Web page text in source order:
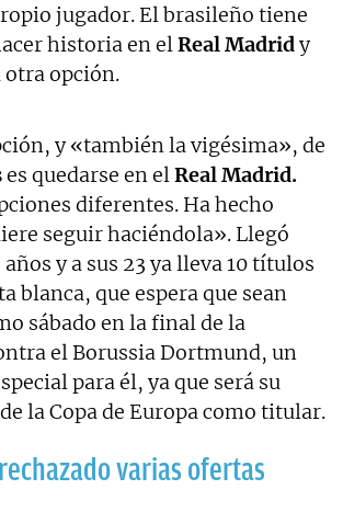
jugador. El brasileño tiene
historia en elReal Madridy
opción.
y «también la vigésima», de
es quedarse en elReal Madrid.
diferentes. Ha hecho
seguir haciéndola». Llegó
años y a sus 23 ya lleva 10 títulos
blanca, que espera que sean
sábado en la final de la
el Borussia Dortmund, un
para él, ya que será su
la Copa de Europa como titular.
varias ofertas